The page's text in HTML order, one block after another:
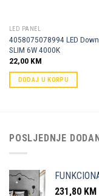
LED PANEL
4058075078994 LED
SLIM 6W 4000K
22,00 KM
DODAJ U KORPU
POSLJEDNJE
231,80 KM